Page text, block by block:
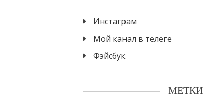
Инстаграм
Мой канал в телеге
Фэйсбук
МЕТКИ